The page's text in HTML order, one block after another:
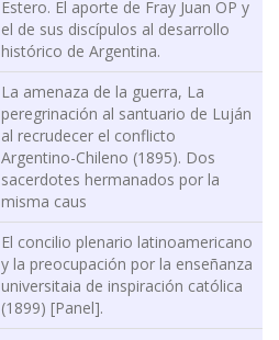
Estero. El aporte de Fray Juan OP y
el de sus discípulos al desarrollo
histórico de Argentina.
La amenaza de la guerra, La
peregrinación al santuario de Luján
al recrudecer el conflicto
Argentino-Chileno (1895). Dos
sacerdotes hermanados por la
misma caus
El concilio plenario latinoamericano
y la preocupación por la enseñanza
universitaia de inspiración católica
(1899) [Panel].